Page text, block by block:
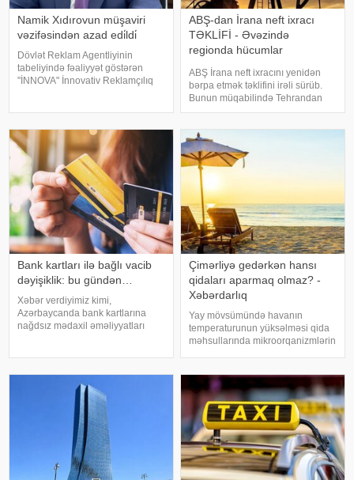
Namik Xıdırovun müşaviri
vəzifəsindən azad edi̇ldi̇
Dövlət Reklam Agentliyinin
tabeliyində fəaliyyət göstərən
"İNNOVA" İnnovativ Reklamçılıq
vəzifəsindən azad edilib.
"Qaynarinfo"y
ABŞ-dan İrana neft ixracı
TƏKLİFİ - Əvəzində
regionda hücumlar
dayandırılmalıdır
ABŞ İrana neft ixracını yenidən
bərpa etmək təklifini irəli sürüb.
Bunun müqabilində Tehrandan
regionda hücumları dayandırmaq
verir ki, Associated Press
agentliyinin regional rəsmiyə
istinadə
Bank kartları ilə bağlı vacib
dəyişiklik: bu gündən…
Xəbər verdiyimiz kimi,
Azərbaycanda bank kartlarına
nağdsız mədaxil əməliyyatları
müştərilərinə SMS və mobil tətbiq
Çimərliyə gedərkən hansı
qidaları aparmaq olmaz? -
Xəbərdarlıq
Yay mövsümündə havanın
temperaturunun yüksəlməsi qida
məhsullarında mikroorqanizmlərin
Bu səbəbdən istirahətə və ya
piknikə gedərkən qida
təhlükəsizliy